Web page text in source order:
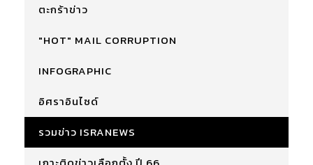
ตะกร้าข่าว
"HOT" MAIL CORRUPTION
INFOGRAPHIC
อิศราอินไซด์
รวมข่าว ISRANEWS